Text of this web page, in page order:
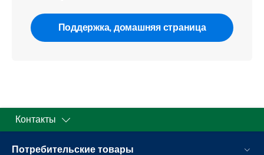
Поддержка, домашняя страница
Контакты
Потребительские товары